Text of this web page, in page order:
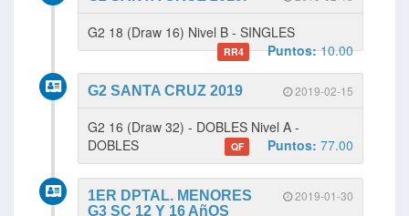
G2 18 (Draw 16) Nivel B - SINGLES
RR4 Puntos:10.00
2019-02-15
G2 SANTA CRUZ 2019
G2 16 (Draw 32) - DOBLES Nivel A -
DOBLES
QF Puntos: 77.00
2019-01-30
1ER DPTAL. MENORES
G3 SC 12 Y 16 AñOS